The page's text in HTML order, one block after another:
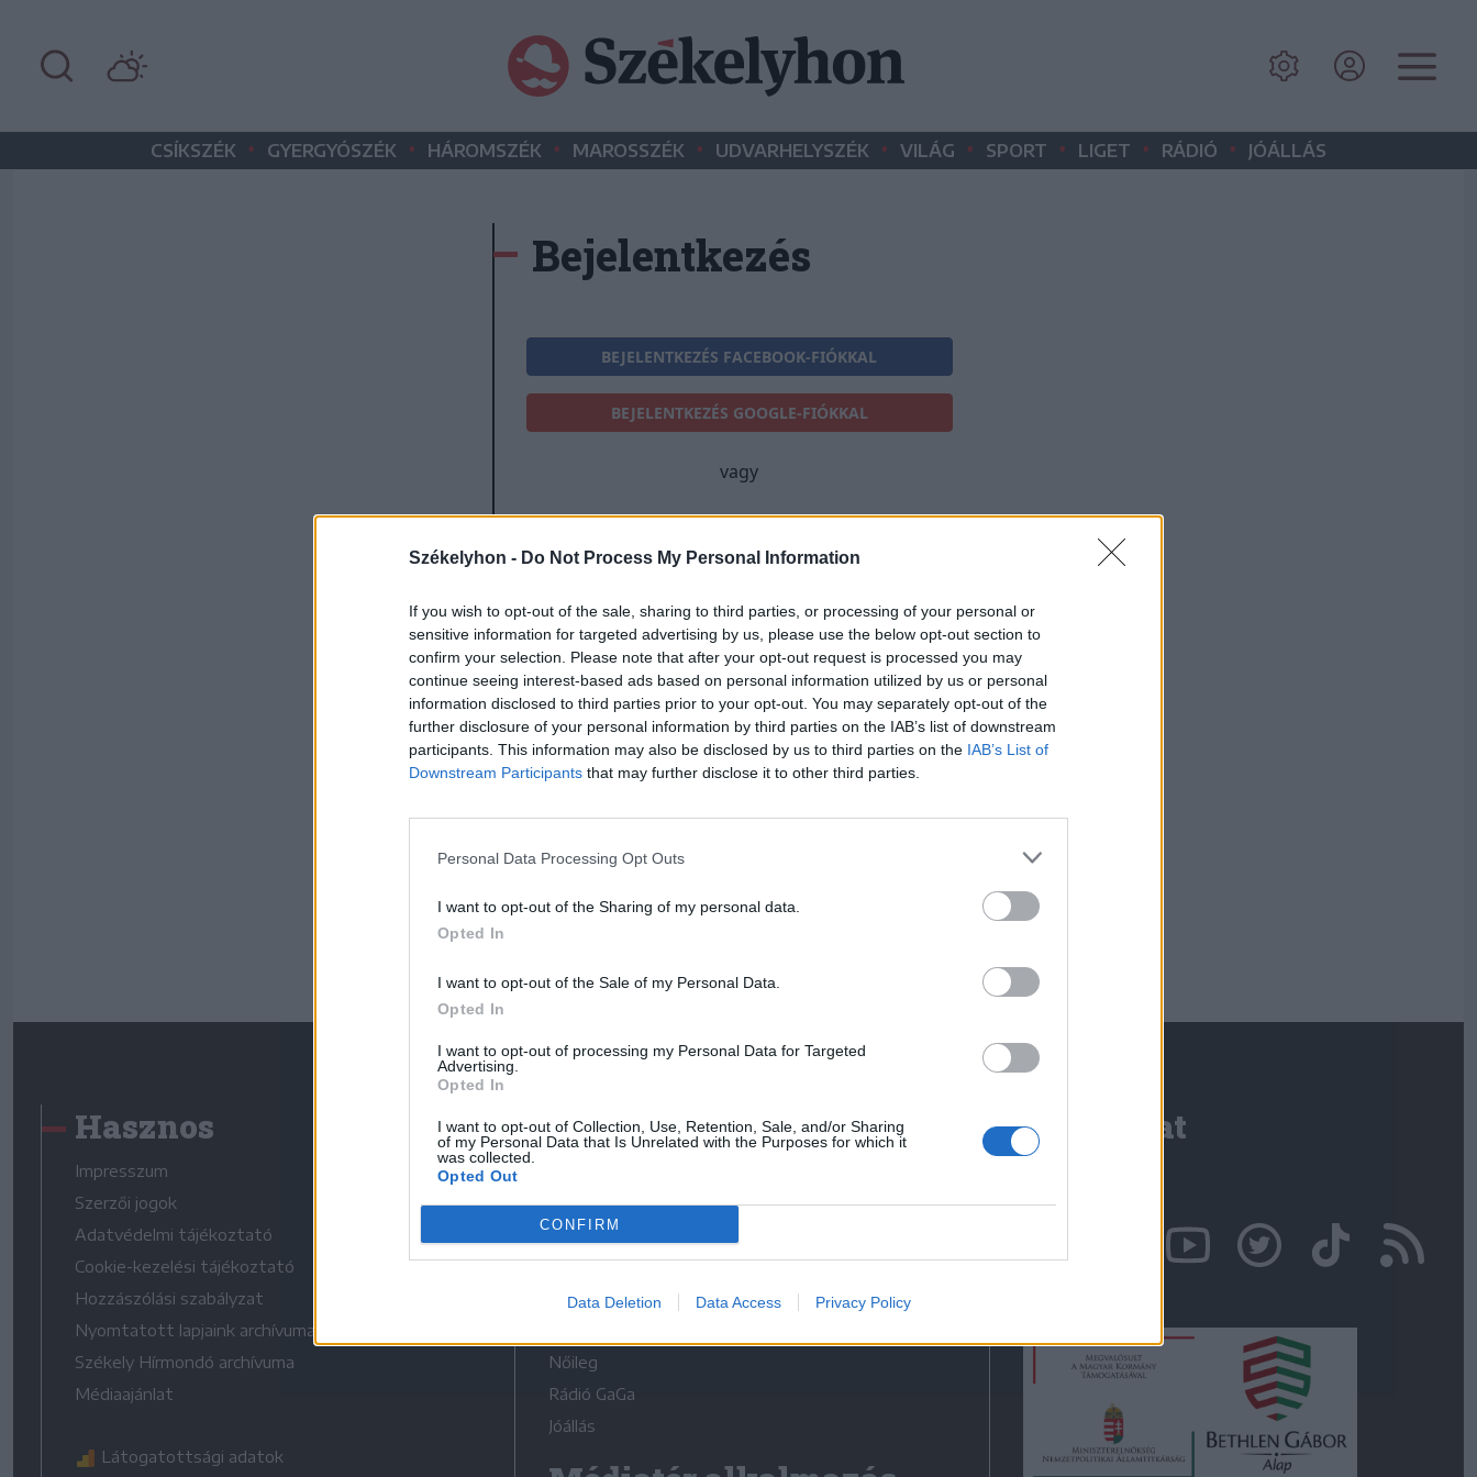
Székelyhon - Do Not Process My Personal Information
If you wish to opt-out of the sale, sharing to third parties, or processing of your personal or
sensitive information for targeted advertising by us, please use the below opt-out section to
confirm your selection. Please note that after your opt-out request is processed you may
continue seeing interest-based ads based on personal information utilized by us or personal
information disclosed to third parties prior to your opt-out. You may separately opt-out of the
further disclosure of your personal information by third parties on the IAB’s list of downstream
participants. This information may also be disclosed by us to third parties on the IAB’s List of
Downstream Participants that may further disclose it to other third parties.
Personal Data Processing Opt Outs
I want to opt-out of the Sharing of my personal data.
Opted In
I want to opt-out of the Sale of my Personal Data.
Opted In
I want to opt-out of processing my Personal Data for Targeted
Advertising.
Opted In
I want to opt-out of Collection, Use, Retention, Sale, and/or Sharing
of my Personal Data that Is Unrelated with the Purposes for which it
was collected.
Opted Out
CONFIRM
Data Deletion Data Access Privacy Policy
CSÍKSZÉK • GYERGYÓSZÉK • HÁROMSZÉK • MAROSSZÉK • UDVARHELYSZÉK • VILÁG • SPORT • LIGET • RÁDIÓ • JÓÁLLÁS
Bejelentkezés
BEJELENTKEZÉS FACEBOOK-FIÓKKAL
BEJELENTKEZÉS GOOGLE-FIÓKKAL
vagy
E-mail-cím
Jelszó
Elfelejtette a jelszavát?
BEJELENTKEZÉS
Hasznos
Impresszum
Szerzői jogok
Adatvédelmi tájékoztató
Cookie-kezelési tájékoztató
Hozzászólási szabályzat
Nyomtatott lapjaink archívuma
Székely Hírmondó archívuma
Médiaajánlat
Látogatottsági adatok
Médiatér
Liget
Krónika
Bihari Napló
Erdélyi Napló
Nőileg
Rádió GaGa
Jóállás
Kapcsolat